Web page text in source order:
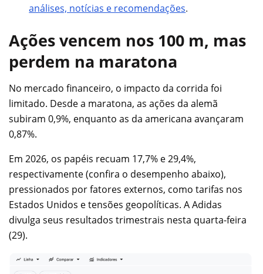
análises, notícias e recomendações.
Ações vencem nos 100 m, mas
perdem na maratona
No mercado financeiro, o impacto da corrida foi
limitado. Desde a maratona, as ações da alemã
subiram 0,9%, enquanto as da americana avançaram
0,87%.
Em 2026, os papéis recuam 17,7% e 29,4%,
respectivamente (confira o desempenho abaixo),
pressionados por fatores externos, como tarifas nos
Estados Unidos e tensões geopolíticas. A Adidas
divulga seus resultados trimestrais nesta quarta-feira
(29).